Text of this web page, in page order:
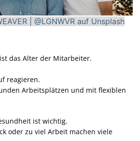
| @LGNWVR auf Unsplash
das Alter der Mitarbeiter.
reagieren.
Arbeitsplätzen und mit flexiblen
ist wichtig.
oder zu viel Arbeit machen viele